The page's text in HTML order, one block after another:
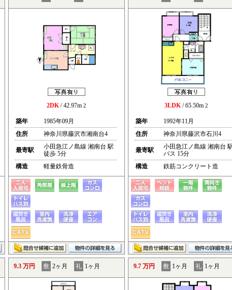
2DK/ 42.97m 2
築年
1985年09月
住所
神奈川県藤沢市湘南台4
最寄駅
小田急江ノ島線 湘南台 駅
徒歩 5分
構造
軽量鉄骨造
3LDK/ 65.50m 2
築年
1992年11月
住所
神奈川県藤沢市石川4
最寄駅
小田急江ノ島線 湘南台
バス 15分
構造
鉄筋コンクリート造
9.3 万円 敷 2ヶ月 礼 1ヶ月 9.7 万円 敷 1ヶ月 礼 1ヶ月